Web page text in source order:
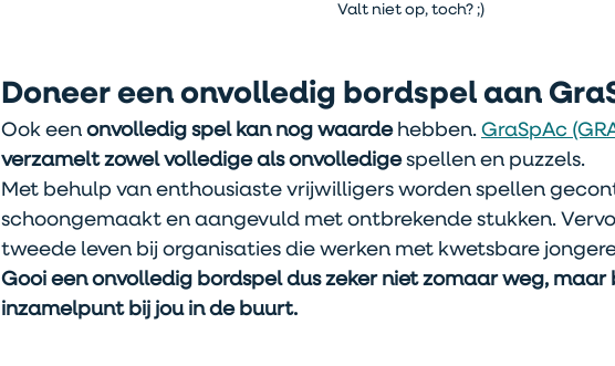
Valt niet op, toch? ;)
Doneer een onvolledig bordspel aan
Ook een onvolledig spel kan nog waarde hebben. GraSpAc
verzamelt zowel volledige als onvolledige spellen en puzzels.
Met behulp van enthousiaste vrijwilligers worden spellen
schoongemaakt en aangevuld met ontbrekende stukken.
tweede leven bij organisaties die werken met kwetsbare
Gooi een onvolledig bordspel dus zeker niet zomaar weg,
inzamelpunt bij jou in de buurt.